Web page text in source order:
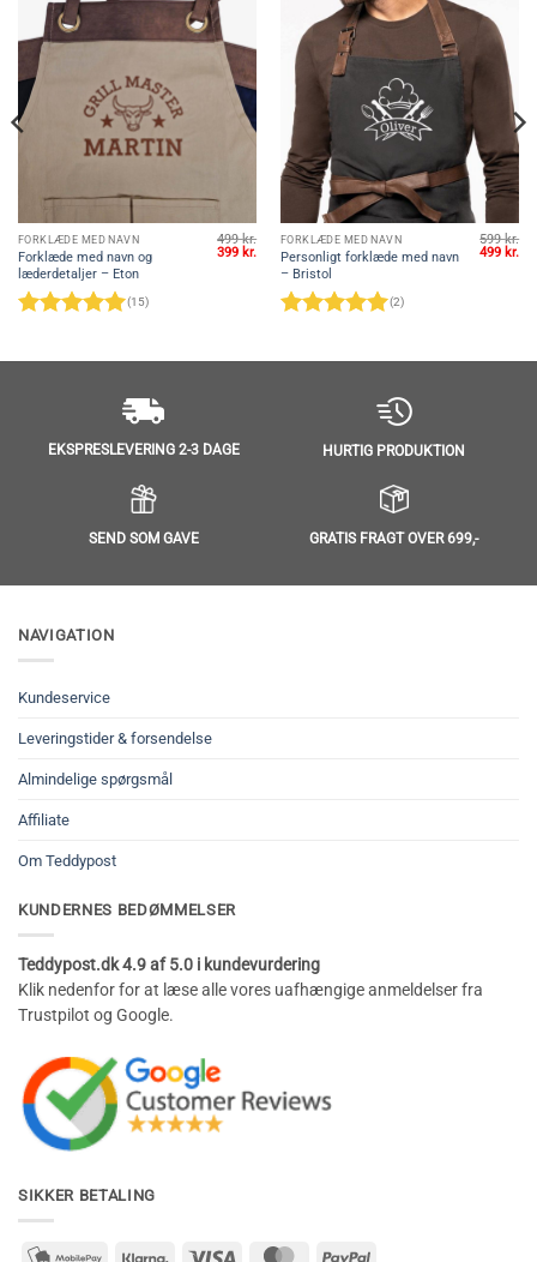
FORKLÆDE MED NAVN
Forklæde med navn og
læderdetaljer – Eton
(15)
499kr.
Den
oprindelige
399 kr.Den
aktuelle
399 kr..
FORKLÆDE MED NAVN
Personligt forklæde med navn
– Bristol
(2)
599kr.
Den
499 kr.
EKSPRESLEVERING 2-3 DAGE HURTIG PRODUKTION
SEND SOM GAVE GRATIS FRAGT OVER 699,-
NAVIGATION
Kundeservice
Leveringstider & forsendelse
Almindelige spørgsmål
Affiliate
Om Teddypost
KUNDERNES BEDØMMELSER
Teddypost.dk 4.9 af 5.0 i kundevurdering
Klik nedenfor for at læse alle vores uafhængige anmeldelser fra
Trustpilot og Google.
SIKKER BETALING
mobilepay2Klarna Visa MasterCardPayPal